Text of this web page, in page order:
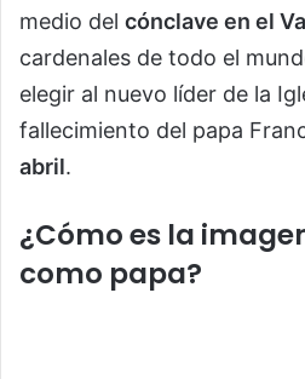
medio del cónclave en el
cardenales de todo el
elegir al nuevo líder de la
fallecimiento del papa
abril.
¿Cómo es la
como papa?